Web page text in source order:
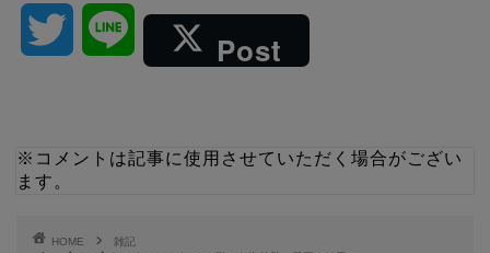
t
Post
※コメントは記事に使用させていただく場合がござい
ます。
HOME
雑記